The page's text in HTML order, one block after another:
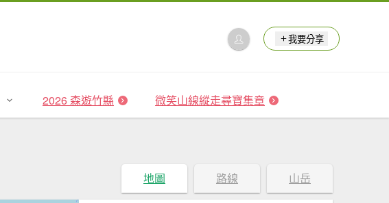
我要分享
2026 森遊竹縣 微笑山線縱走尋寶集章
地圖 路線 山岳